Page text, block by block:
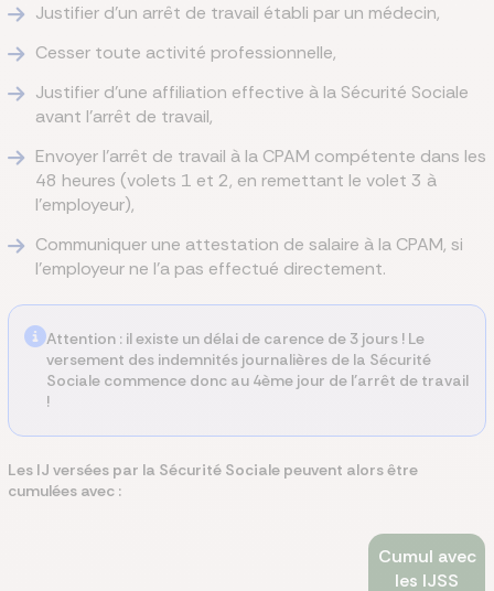
Justifier d’un arrêt de travail établi par un médecin,
Cesser toute activité professionnelle,
Justifier d’une affiliation effective à la Sécurité Sociale
avant l’arrêt de travail,
Envoyer l’arrêt de travail à la CPAM compétente dans les
48 heures (volets 1 et 2, en remettant le volet 3 à
l’employeur),
Communiquer une attestation de salaire à la CPAM, si
l’employeur ne l’a pas effectué directement.
Attention : il existe un délai de carence de 3 jours ! Le
versement des indemnités journalières de la Sécurité
Sociale commence donc au 4ème jour de l’arrêt de travail
!
Les IJ versées par la Sécurité Sociale peuvent alors être
cumulées avec :
Cumul avec
les IJSS